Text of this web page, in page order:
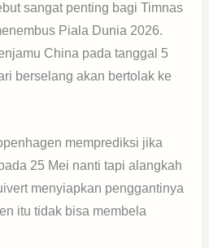
sangat penting bagi Timnas
Piala Dunia 2026.
China pada tanggal 5
berselang akan bertolak ke
memprediksi jika
25 Mei nanti tapi alangkah
menyiapkan penggantinya
itu tidak bisa membela